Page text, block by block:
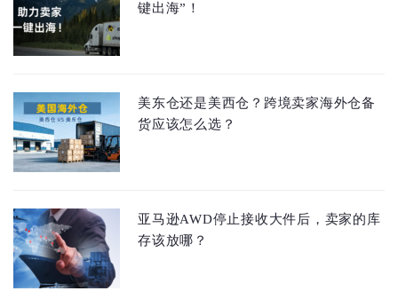
键出海”！
美东仓还是美西仓？跨境卖家海外仓备
货应该怎么选？
亚马逊AWD停止接收大件后，卖家的库
存该放哪？